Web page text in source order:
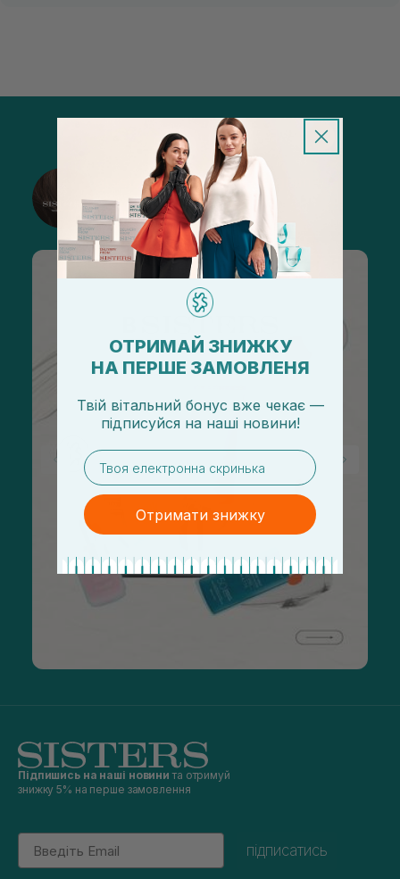
@sisters_stelmakh в Instagram
Підписатися
Підпишись на наші новини та отримуй
знижку 5% на перше замовлення
Email
підписатись
ОТРИМАЙ ЗНИЖКУ
НА ПЕРШЕ ЗАМОВЛЕНЯ
Твій вітальний бонус вже чекає —
підписуйся на наші новини!
email
Отримати знижку